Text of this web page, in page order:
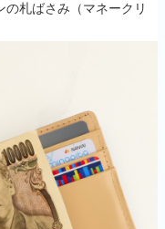
札ばさみ（マネークリ